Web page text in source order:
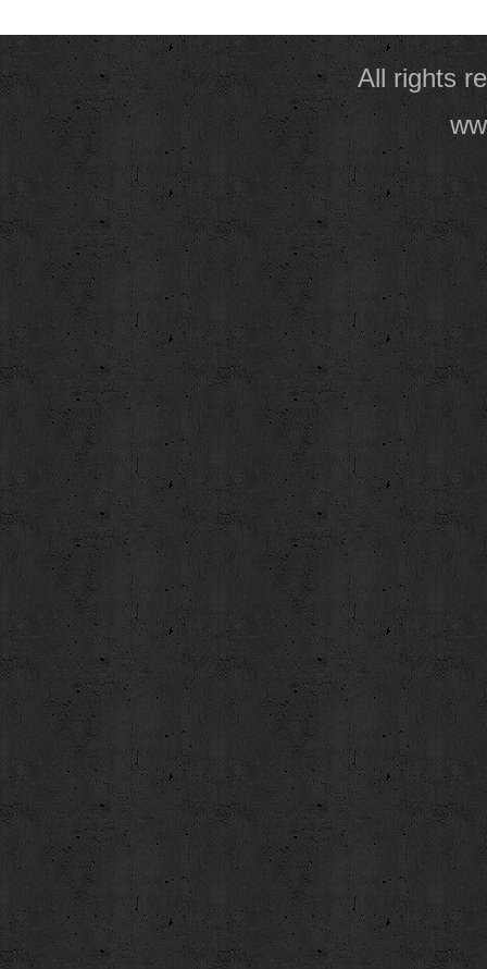
All rights